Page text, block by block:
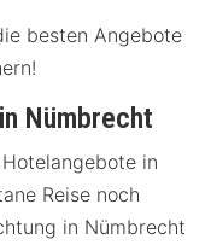
besten Angebote
Nümbrecht
in
Reise noch
in Nümbrecht